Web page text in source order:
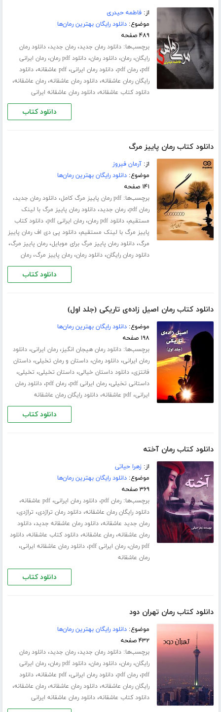
از:فاطمه حیدری
موضوع:دانلود رایگان بهترین رمان‌ها
۴۸۹ صفحه
برچسب‌ها:دانلود رمان جدید،رمان جدید،دانلود رمان
رایگان،رمان،دانلود رمان،دانلود pdf رمان ،رمان ایرانی
pdf،رمان pdf ،دانلود رمان ایرانی،pdf عاشقانه ،دانلود
رایگان رمان عاشقانه،دانلود رمان عاشقانه،رمان عاشقانه،
دانلود کتاب عاشقانه،دانلود رمان عاشقانه ایرانی
دانلود کتاب
دانلود کتاب رمان پاییز مرگ
از:آرمان فیروز
موضوع:دانلود رایگان بهترین رمان‌ها
۱۴۱ صفحه
برچسب‌ها:pdf رمان پاییز مرگ کامل ،دانلود رمان جدید،
رمان pdf ،رمان جدید،دانلود رمان پاییز مرگ با لینک
مستقیم،دانلود pdf رمان ،رمان ایرانی pdf ،دانلود کتاب
پاییز مرگ با لینک مستقیم،دانلود پی دی اف رمان پاییز
مرگ،دانلود رمان پاییز مرگ برای موبایل،رمان پاییز مرگ،
دانلود رمان رایگان،دانلود رمان،رمان پاییز مرگ،رمان
دانلود کتاب
دانلود کتاب رمان اصیل زاده‌ی تاریکی (جلد اول)
موضوع:دانلود رایگان بهترین رمان‌ها
۱۹۸ صفحه
برچسب‌ها:دانلود رمان هیجان انگیز،رمان ایرانی،دانلود
رمان ایرانی،دانلود رمان،داستان و رمان تخیلی،داستان
فانتزی،دانلود داستان خیالی،داستان تخیلی، تخیلی،
داستانی تخیلی،رمان ایرانی pdf ،رمان pdf ،دانلود رمان
ایرانی،pdf عاشقانه ،دانلود رایگان رمان عاشقانه
دانلود کتاب
دانلود کتاب رمان آخته
از:زهرا حیاتی
موضوع:دانلود رایگان بهترین رمان‌ها
۳۶۹ صفحه
برچسب‌ها:رمان pdf ،دانلود رمان ایرانی،pdf عاشقانه ،
دانلود رایگان رمان عاشقانه،دانلود رمان تراژدی، تراژدی،
رمان جدید عاشقانه،دانلود رمان عاشقانه جدید،دانلود
رمان عاشقانه،رمان عاشقانه،دانلود کتاب عاشقانه،دانلود
pdf رمان
،رمان ایرانی pdf ،دانلود رمان عاشقانه ایرانی،
رمان عاشقانه
دانلود کتاب
دانلود کتاب رمان تهران دود
موضوع:دانلود رایگان بهترین رمان‌ها
۴۳۲ صفحه
برچسب‌ها:دانلود رمان جدید،رمان جدید،دانلود رمان
رایگان،رمان،دانلود رمان،دانلود pdf رمان ،رمان ایرانی
pdf،رمان pdf ،دانلود رمان ایرانی،pdf عاشقانه ،دانلود
رایگان رمان عاشقانه،دانلود رمان عاشقانه،رمان عاشقانه،
دانلود کتاب عاشقانه،دانلود رمان عاشقانه ایرانی